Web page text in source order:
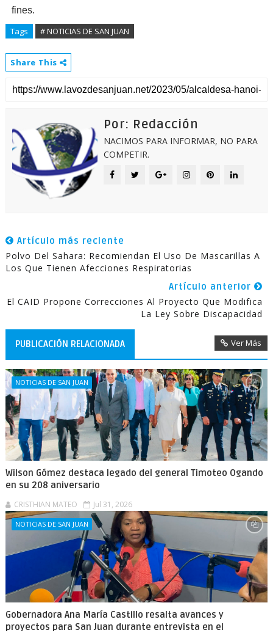
fines.
Tags # NOTICIAS DE SAN JUAN
Share This
Por: Redacción
NACIMOS PARA INFORMAR, NO PARA
COMPETIR.
Artículo más reciente
Polvo Del Sahara: Recomiendan El Uso De Mascarillas A
Los Que Tienen Afecciones Respiratorias
Artículo anterior
El CAID Propone Correcciones Al Proyecto Que Modifica
La Ley Sobre Discapacidad
PUBLICACIÓN RELACIONADA Ver Más
NOTICIAS DE SAN JUAN
Wilson Gómez destaca legado del general Timoteo Ogando
en su 208 aniversario
CRISTHIAN MATEO Jul 31, 2026
NOTICIAS DE SAN JUAN
Gobernadora Ana María Castillo resalta avances y
proyectos para San Juan durante entrevista en el